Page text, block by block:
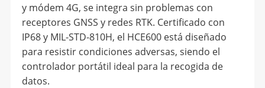
y módem 4G, se integra sin problemas con
receptores GNSS y redes RTK. Certificado con
IP68 y MIL-STD-810H, el HCE600 está diseñado
para resistir condiciones adversas, siendo el
controlador portátil ideal para la recogida de
datos.